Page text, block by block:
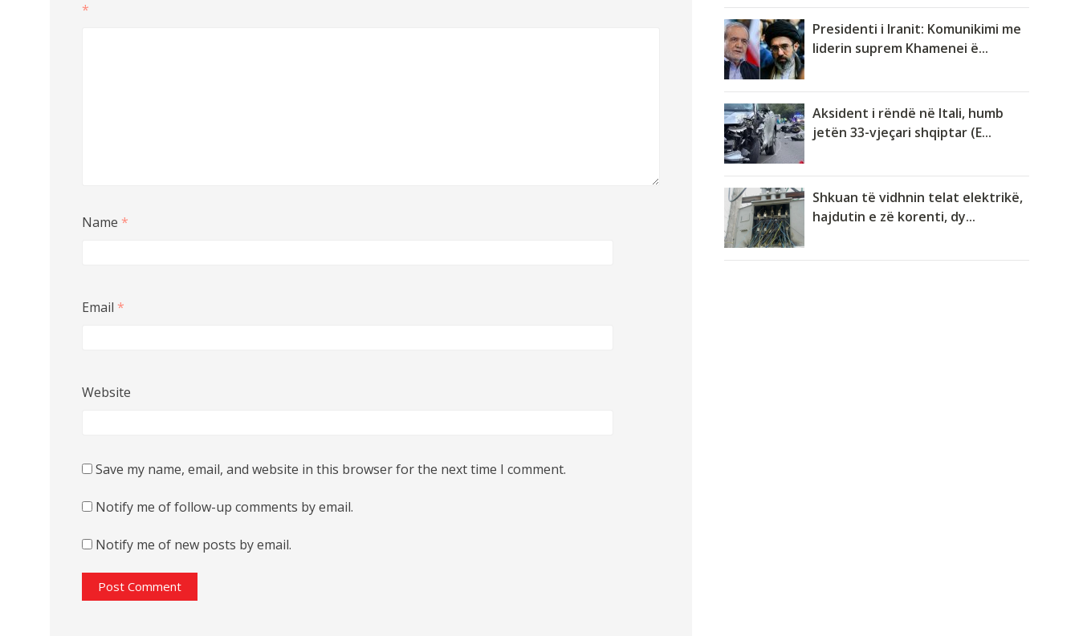
*
Name *
Email *
Website
Save my name, email, and website in this browser for the next time I comment.
Notify me of follow-up comments by email.
Notify me of new posts by email.
Presidenti i Iranit: Komunikimi me
liderin suprem Khamenei ë...
Aksident i rëndë në Itali, humb
jetën 33-vjeçari shqiptar (E...
Shkuan të vidhnin telat elektrikë,
hajdutin e zë korenti, dy...